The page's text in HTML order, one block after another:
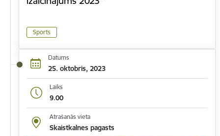
Sports
Datums
25. oktobris, 2023
Laiks
9.00
Atrašanās vieta
Skaistkalnes pagasts